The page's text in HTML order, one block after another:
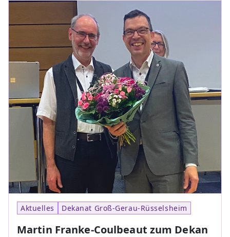
Aktuelles Dekanat Groß-Gerau-Rüsselsheim
Martin Franke-Coulbeaut zum Dekan